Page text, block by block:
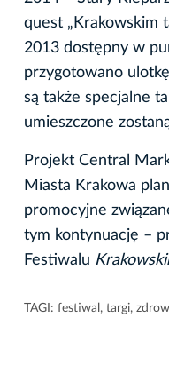
quest „Krakowskim
2013 dostępny w
przygotowano
są także specjalne
umieszczone
Projekt Central
Miasta Krakowa
promocyjne
tym kontynuację –
Festiwalu
TAGI: festiwal , targi,